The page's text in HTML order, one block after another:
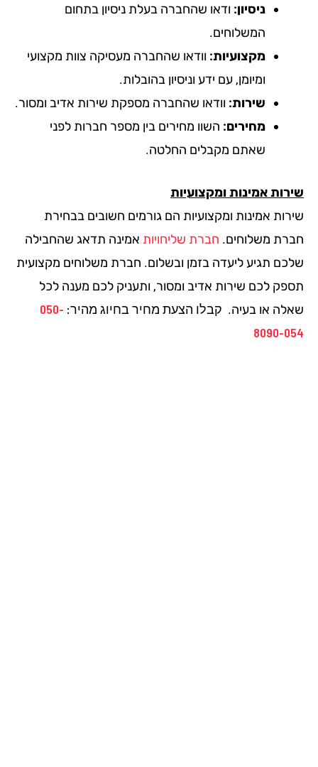
ניסיון:ודאו שהחברה בעלת ניסיון בתחום
המשלוחים.
מקצועיות:וודאו שהחברה מעסיקה צוות מקצועי
ומיומן, עם ידע וניסיון בהובלות.
שירות:וודאו שהחברה מספקת שירות אדיב ומסור.
מחירים:השוו מחירים בין מספר חברות לפני
שאתם מקבלים החלטה.
אמינות ומקצועיות
אמינות ומקצועיות הם גורמים חשובים בבחירת
משלוחים.חברת שליחויותאמינה תדאג שהחבילה
תגיע ליעדה בזמן ובשלום. חברת משלוחים מקצועית
לכם שירות אדיב ומסור, ותעניק לכם מענה לכל
או בעיה.קבלו הצעת מחיר בחיוג מהיר:050-
8090-